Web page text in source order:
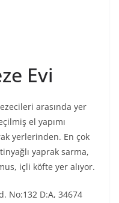
Evi
arasında yer
el yapımı
yerlerinden. En çok
yaprak sarma,
içli köfte yer alıyor.
No:132 D:A, 34674